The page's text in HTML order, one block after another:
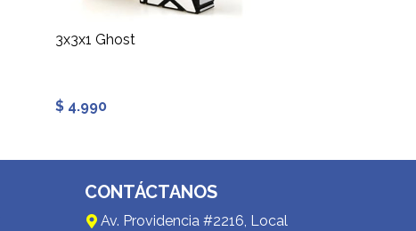
3x3x1 Ghost
$ 4.990
CONTÁCTANOS
Av. Providencia #2216, Local